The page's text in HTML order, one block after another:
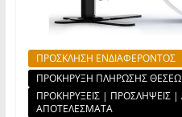
ΠΡΟΣΚΛΗΣΗ ΕΝΔΙΑΦΕΡΟΝΤΟΣ
ΠΡΟΚΗΡΥΞΗ ΠΛΗΡΩΣΗΣ
ΠΡΟΚΗΡΥΞΕΙΣ | ΠΡΟΣΛΗΨΕΙΣ |
ΑΠΟΤΕΛΕΣΜΑΤΑ